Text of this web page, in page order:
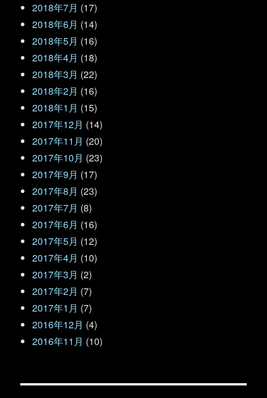
2018年7月 (17)
2018年6月 (14)
2018年5月 (16)
2018年4月 (18)
2018年3月 (22)
2018年2月 (16)
2018年1月 (15)
2017年12月 (14)
2017年11月 (20)
2017年10月 (23)
2017年9月 (17)
2017年8月 (23)
2017年7月 (8)
2017年6月 (16)
2017年5月 (12)
2017年4月 (10)
2017年3月 (2)
2017年2月 (7)
2017年1月 (7)
2016年12月 (4)
2016年11月 (10)